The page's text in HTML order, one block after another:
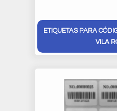
ETIQUETAS PARA
VILA